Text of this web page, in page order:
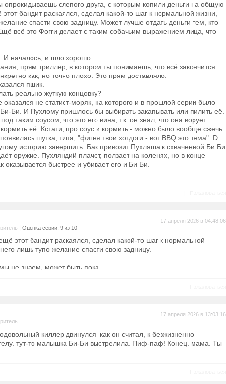
опрокидываешь слепого друга, с которым копили деньги на общую
бандит раскаялся, сделал какой-то шаг к нормальной жизни,
спасти свою задницу. Может лучше отдать деньги тем, кто
всё это Фогги делает с таким собачьим выражением лица, что
И началось, и шло хорошо.
прям триллер, в котором ты понимаешь, что всё закончится
как, но точно плохо. Это прям доставляло.
пшик.
реально жуткую концовку?
оказался не статист-моряк, на которого и в прошлой серии было
Би. И Пухлому пришлось бы выбирать закапывать или пилить её.
таким соусом, что это его вина, т.к. он знал, что она ворует
её. Кстати, про соус и кормить - можно было вообще сжечь
шутка, типа, "фигня твои хотдоги - вот BBQ это тема" :D.
историю завершить: Бак привозит Пухляша к схваченной Би Би
оружие. Пухляндий плачет, ползает на коленях, но в конце
оказывается быстрее и убивает его и Би Би.
|
Оценка серии: 9 из 10
17 апреля 2026 в 04:48:06
этот бандит раскаялся, сделал какой-то шаг к нормальной
лишь тупо желание спасти свою задницу.
не знаем, может быть пока.
17 апреля 2026 в 13:03:16
киллер двинулся, как он считал, к безжизненно
тут-то малышка Би-Би выстрелила. Пиф-паф! Конец, мама. Ты